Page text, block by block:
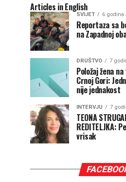
Articles in English
SVIJET 6 godina
Reportaza sa
na Zapadnoj
DRUŠTVO 7
Položaj žena
Crnoj Gori:
nije jednakost
INTERVJU 7
TEONA
REDITELJKA:
vrisak